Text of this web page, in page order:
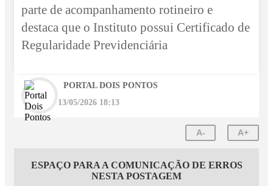
parte de acompanhamento rotineiro e
destaca que o Instituto possui Certificado de
Regularidade Previdenciária
PORTAL DOIS PONTOS
13/05/2026 18:13
A- A+
ESPAÇO PARA A COMUNICAÇÃO DE ERROS
NESTA POSTAGEM